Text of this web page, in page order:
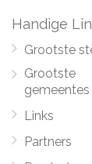
Handige
Grootste
Grootste
gemeentes
Links
Partners